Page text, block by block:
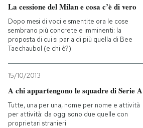
La cessione del Milan e cosa c’è di vero
Dopo mesi di voci e smentite ora le cose
sembrano più concrete e imminenti: la
proposta di cui si parla di più quella di Bee
Taechaubol (e chi è?)
15/10/2013
A chi appartengono le squadre di Serie A
Tutte, una per una, nome per nome e attività
per attività: da oggi sono due quelle con
proprietari stranieri